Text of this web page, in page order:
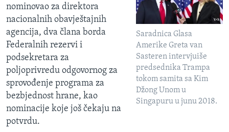
Saradnica Glasa
Amerike Greta van
Sasteren intervjuiše
predsednika Trampa
tokom samita sa Kim
Džong Unom u
Singapuru u junu 2018.
nominovao za direktora
nacionalnih obavještajnih
agencija, dva člana borda
Federalnih rezervi i
podsekretara za
poljoprivredu odgovornog za
sprovođenje programa za
bezbjednost hrane, kao
nominacije koje još čekaju na
potvrdu.